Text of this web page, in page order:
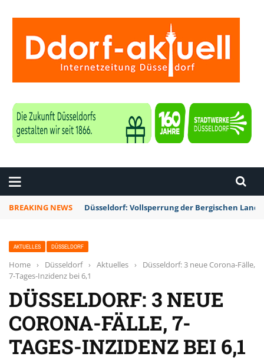
BREAKING NEWS Düsseldorf: Vollsperrung der Bergischen
AKTUELLES DÜSSELDORF
Home › Düsseldorf › Aktuelles ›
Düsseldorf: 3 neue Corona-Fälle,
7-Tages-Inzidenz bei 6,1
DÜSSELDORF: 3 NEUE
CORONA-FÄLLE, 7-
TAGES-INZIDENZ BEI 6,1